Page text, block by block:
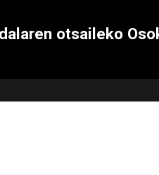
otsaileko